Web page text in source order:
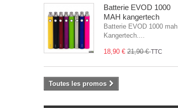
Batterie EVOD 1000
MAH kangertech
Batterie EVOD 1000 mah
Kangertech....
18,90 € 21,90 €TTC
Toutes les promos